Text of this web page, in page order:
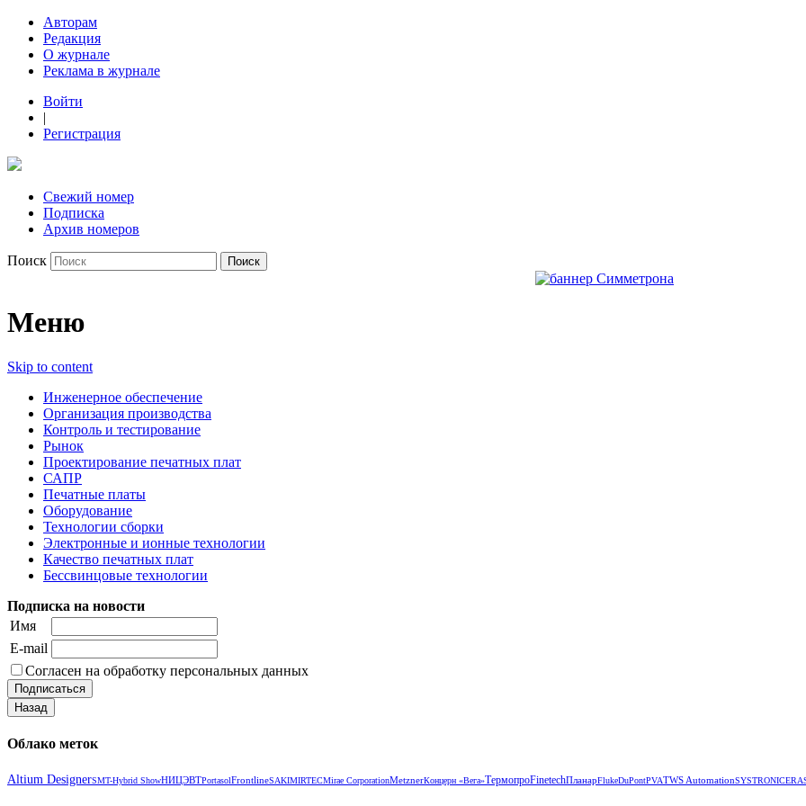
Авторам
Редакция
О журнале
Реклама в журнале
Войти
|
Регистрация
Свежий номер
Подписка
Архив номеров
Поиск
Меню
Skip to content
Инженерное обеспечение
Организация производства
Контроль и тестирование
Рынок
Проектирование печатных плат
САПР
Печатные платы
Оборудование
Технологии сборки
Электронные и ионные технологии
Качество печатных плат
Бессвинцовые технологии
Подписка на новости
Имя
E-mail
Согласен на обработку персональных данных
Облако меток
Altium DesignerSMT-Hybrid ShowНИЦЭВТPortasolFrontlineSAKIMIRTECMirae CorporationMetznerКонцерн «Вега»ТермопроFinetechПланарFlukeDuPontPVATWS AutomationSYSTRONIC